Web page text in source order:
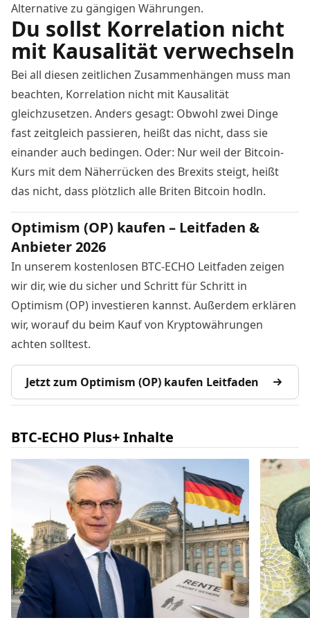
Alternative zu gängigen Währungen.
Du sollst Korrelation nicht
mit Kausalität verwechseln
Bei all diesen zeitlichen Zusammenhängen muss man
beachten, Korrelation nicht mit Kausalität
gleichzusetzen. Anders gesagt: Obwohl zwei Dinge
fast zeitgleich passieren, heißt das nicht, dass sie
einander auch bedingen. Oder: Nur weil der Bitcoin-
Kurs mit dem Näherrücken des Brexits steigt, heißt
das nicht, dass plötzlich alle Briten Bitcoin hodln.
Optimism (OP) kaufen – Leitfaden &
Anbieter 2026
In unserem kostenlosen BTC-ECHO Leitfaden zeigen
wir dir, wie du sicher und Schritt für Schritt in
Optimism (OP) investieren kannst. Außerdem erklären
wir, worauf du beim Kauf von Kryptowährungen
achten solltest.
Jetzt zum Optimism (OP) kaufen Leitfaden
BTC-ECHO Plus+ Inhalte